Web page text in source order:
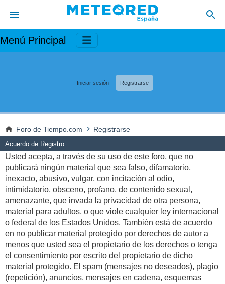
Menú Principal
Iniciar sesión Registrarse
Foro de Tiempo.com Registrarse
Acuerdo de Registro
Usted acepta, a través de su uso de este foro, que no
publicará ningún material que sea falso, difamatorio,
inexacto, abusivo, vulgar, con incitación al odio,
intimidatorio, obsceno, profano, de contenido sexual,
amenazante, que invada la privacidad de otra persona,
material para adultos, o que viole cualquier ley internacional
o federal de los Estados Unidos. También está de acuerdo
en no publicar material protegido por derechos de autor a
menos que usted sea el propietario de los derechos o tenga
el consentimiento por escrito del propietario de dicho
material protegido. El spam (mensajes no deseados), plagio
(repetición), anuncios, mensajes en cadena, esquemas